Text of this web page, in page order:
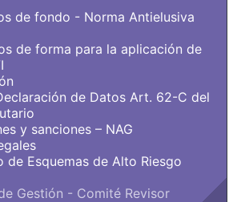
de fondo - Norma Antielusiva
de forma para la aplicación de
de Datos Art. 62-C del
y sanciones – NAG
de Esquemas de Alto Riesgo
Gestión - Comité Revisor